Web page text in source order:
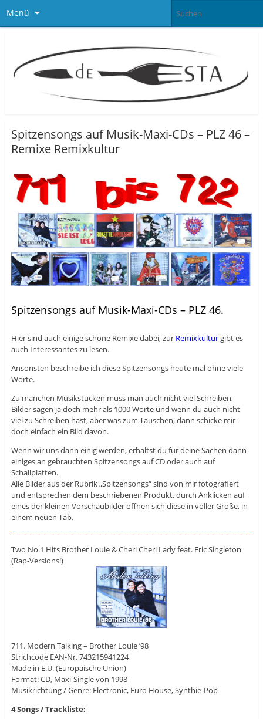
Menü
Spitzensongs auf Musik-Maxi-CDs – PLZ 46 –
Remixe Remixkultur
Spitzensongs auf Musik-Maxi-CDs – PLZ 46.
Hier sind auch einige schöne Remixe dabei, zur Remixkulturgibt es
auch Interessantes zu lesen.
Ansonsten beschreibe ich diese Spitzensongs heute mal ohne viele
Worte.
Zu manchen Musikstücken muss man auch nicht viel Schreiben,
Bilder sagen ja doch mehr als 1000 Worte und wenn du auch nicht
viel zu Schreiben hast, aber was zum Tauschen, dann schicke mir
doch einfach ein Bild davon.
Wenn wir uns dann einig werden, erhältst du für deine Sachen dann
einiges an gebrauchten Spitzensongs auf CD oder auch auf
Schallplatten.
Alle Bilder aus der Rubrik „Spitzensongs“ sind von mir fotografiert
und entsprechen dem beschriebenen Produkt, durch Anklicken auf
eines der kleinen Vorschaubilder öffnen sich diese in voller Größe, in
einem neuen Tab.
Two No.1 Hits Brother Louie & Cheri Cheri Lady feat. Eric Singleton
(Rap-Versions!)
711. Modern Talking – Brother Louie ’98
Strichcode EAN-Nr. 743215941224
Made in E.U. (Europäische Union)
Format: CD, Maxi-Single von 1998
Musikrichtung / Genre: Electronic, Euro House, Synthie-Pop
4 Songs / Trackliste: